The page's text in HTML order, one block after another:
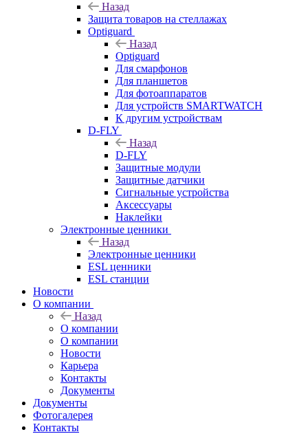
Назад
Защита товаров на стеллажах
Optiguard
Назад
Optiguard
Для смарфонов
Для планшетов
Для фотоаппаратов
Для устройств SMARTWATCH
К другим устройствам
D-FLY
Назад
D-FLY
Защитные модули
Защитные датчики
Сигнальные устройства
Аксессуары
Наклейки
Электронные ценники
Назад
Электронные ценники
ESL ценники
ESL станции
Новости
О компании
Назад
О компании
О компании
Новости
Карьера
Контакты
Документы
Документы
Фотогалерея
Контакты